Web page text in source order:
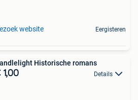
website Eergisteren
Historische romans
1,00 Details